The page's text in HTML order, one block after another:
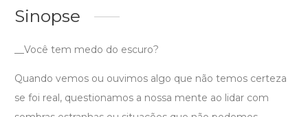
Sinopse
__Você tem medo do escuro?
Quando vemos ou ouvimos algo que não temos certeza
se foi real, questionamos a nossa mente ao lidar com